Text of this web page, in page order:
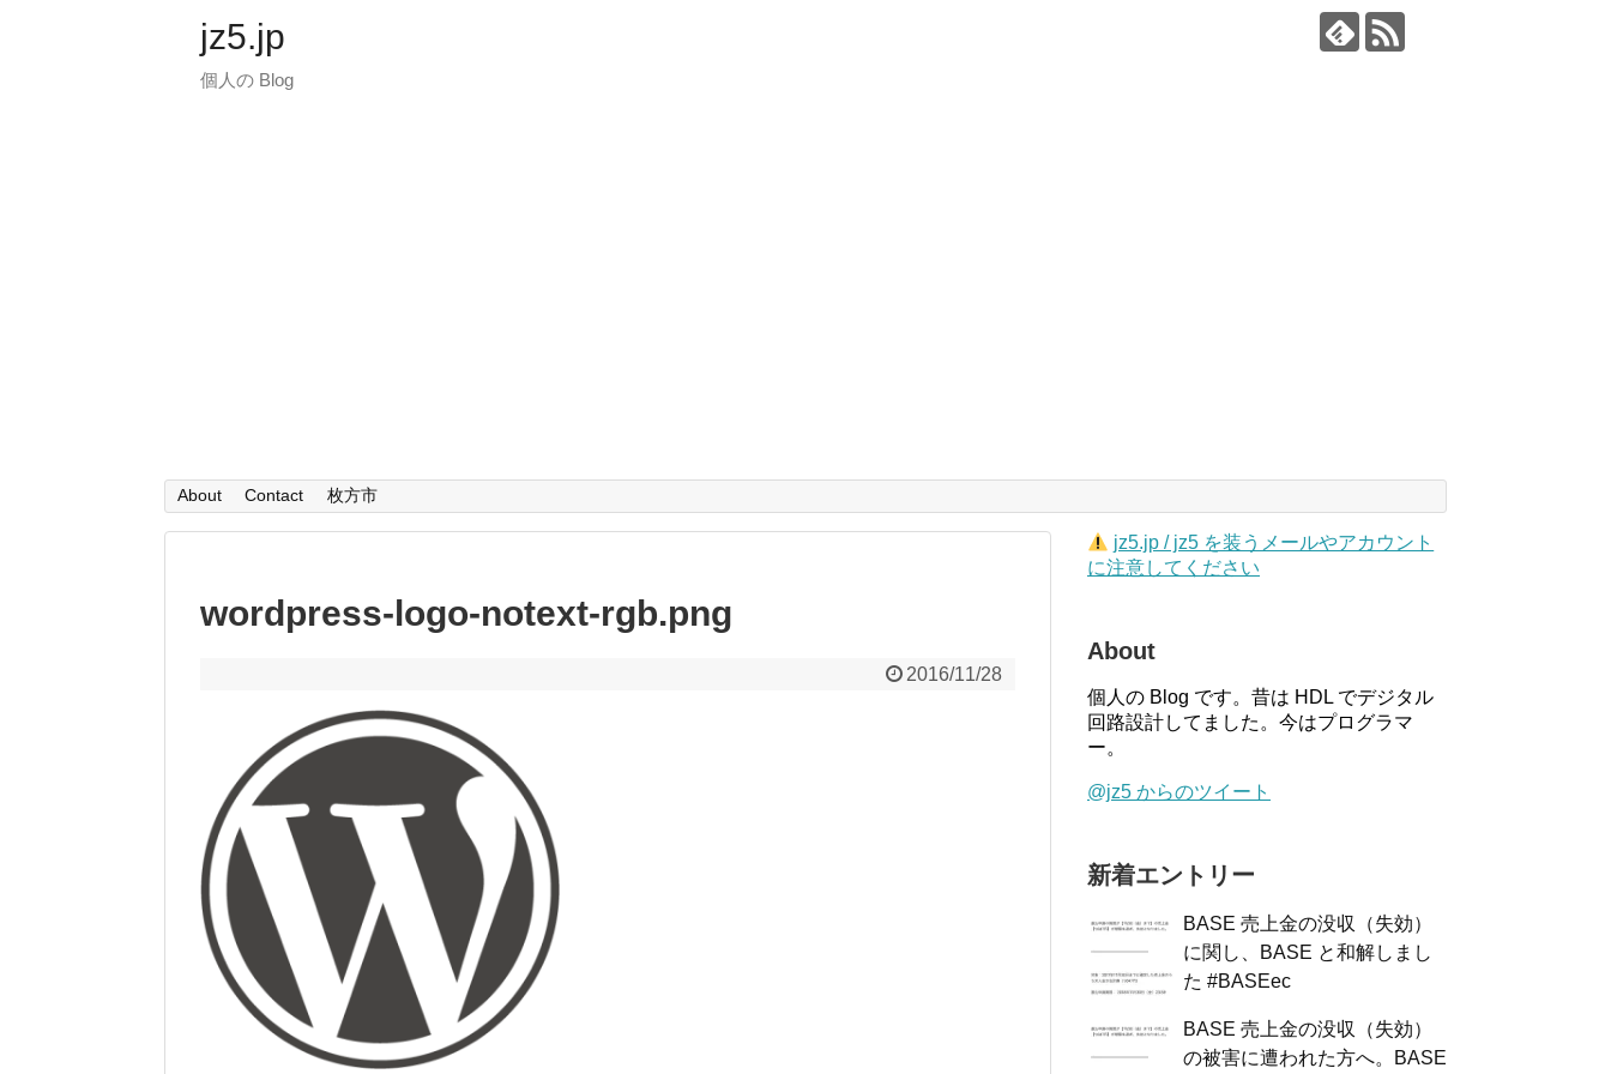
jz5.jp
個人の Blog
About Contact 枚方市
wordpress-logo-notext-rgb.png
2016/11/28
jz5.jp / jz5 を装うメールやアカウント
に注意してください
About
個人の Blog です。昔は HDL でデジタル
回路設計してました。今はプログラマ
ー。
@jz5 からのツイート
新着エントリー
BASE 売上金の没収（失効）
に関し、BASE と和解しまし
た #BASEec
BASE 売上金の没収（失効）
の被害に遭われた方へ。BASE